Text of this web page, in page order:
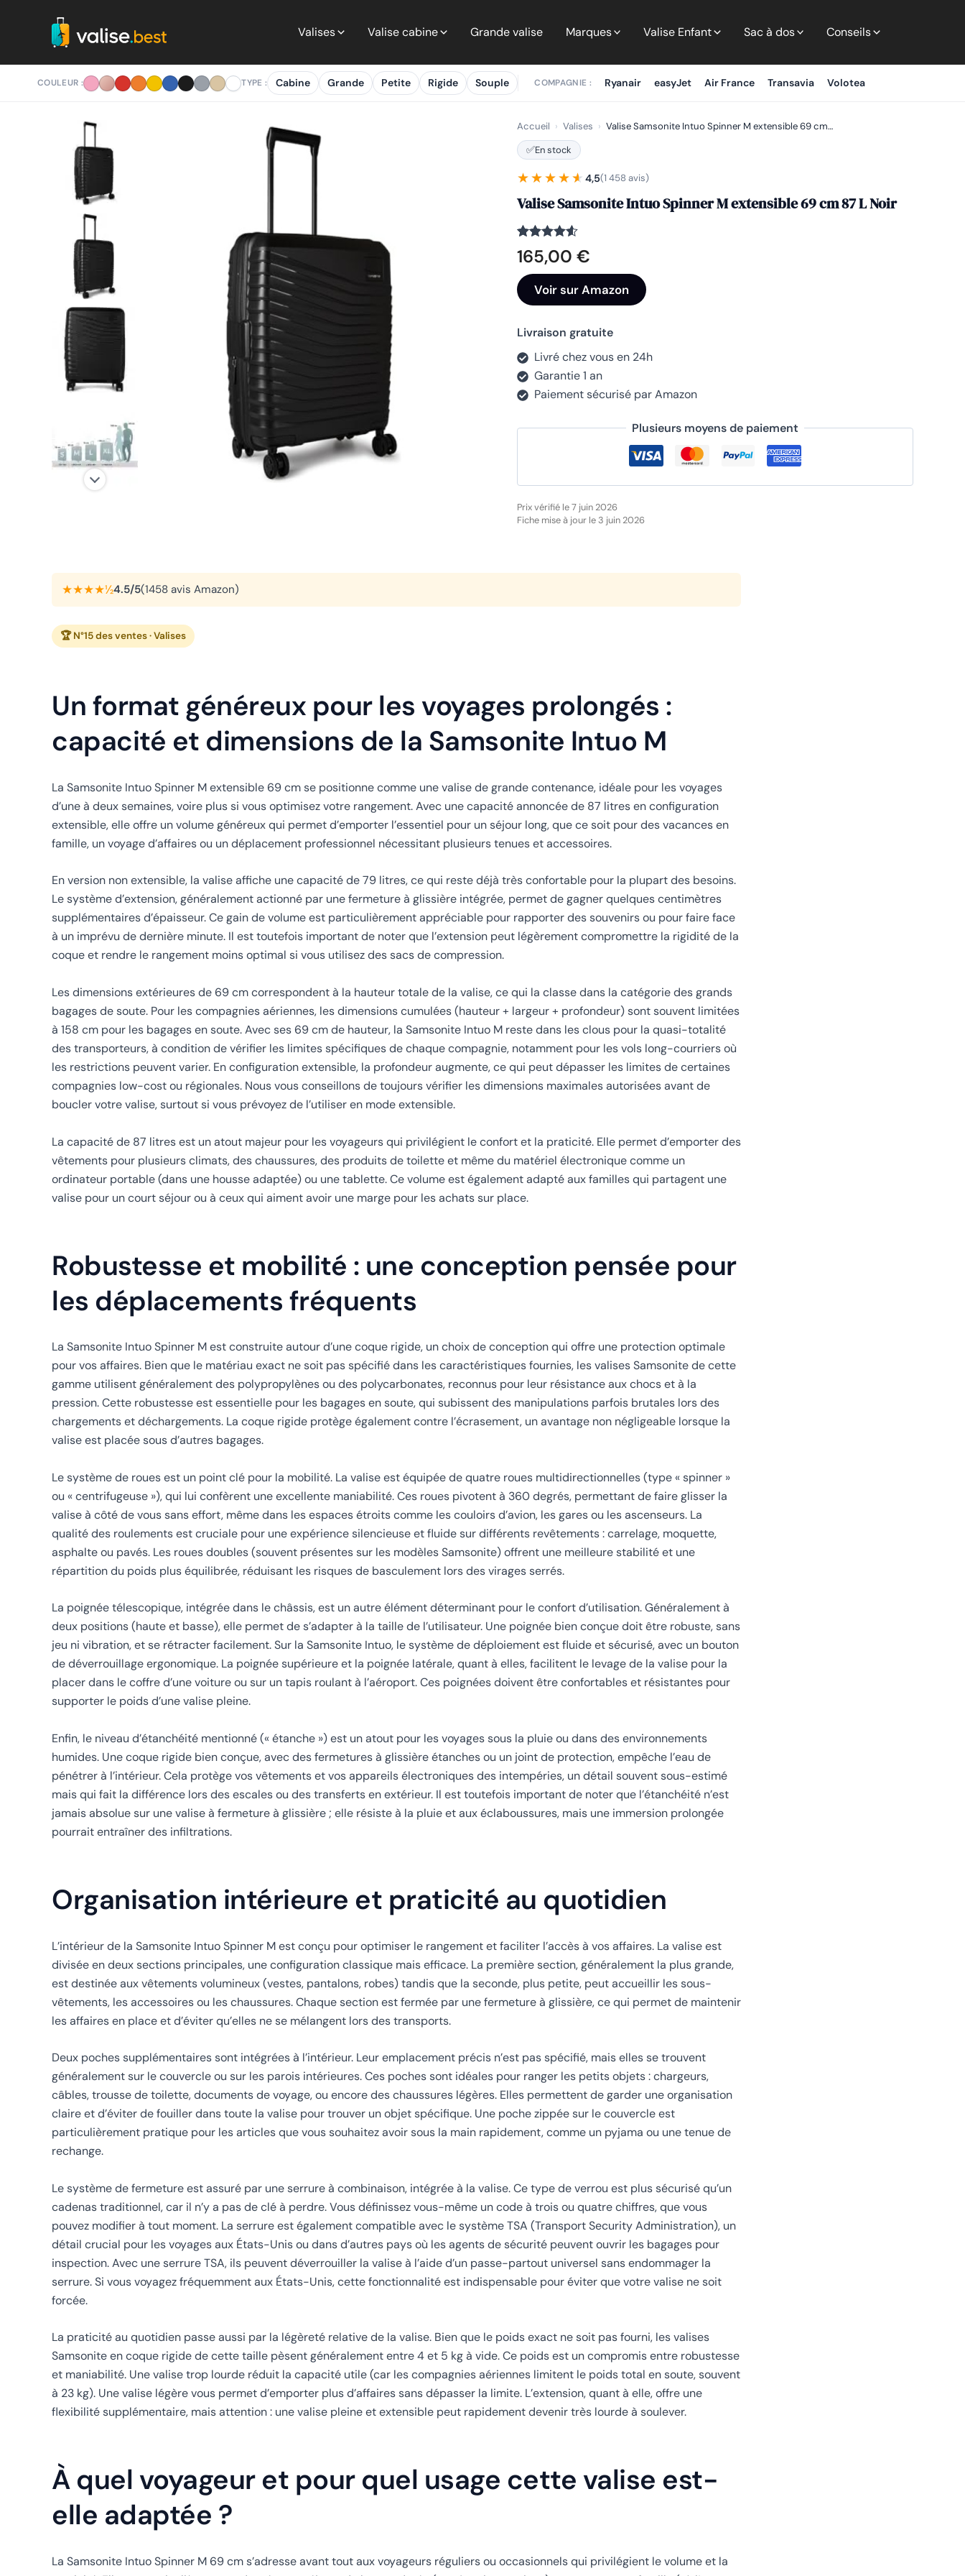
Valises Valise cabine Grande valise Marques Valise Enfant Sac à dos Conseils
COULEUR : TYPE : Cabine Grande Petite Rigide Souple COMPAGNIE : Ryanair easyJet Air France Transavia Volotea
Accueil › Valises › Valise Samsonite Intuo Spinner M extensible 69 cm…
✅En stock
★★★★★
★★★★★ 4,5(1 458 avis)
Valise Samsonite Intuo Spinner M extensible 69 cm 87 L Noir
Noté4.5
sur 5
1458
notations
client
165,00 €
Voir sur Amazon
Livraison gratuite
Livré chez vous en 24h
Garantie 1 an
Paiement sécurisé par Amazon
Plusieurs moyens de paiement
Prix vérifié le 7 juin 2026
Fiche mise à jour le 3 juin 2026
★★★★½4.5/5(1458 avis Amazon)
🏆 N°15 des ventes · Valises
Un format généreux pour les voyages prolongés :
capacité et dimensions de la Samsonite Intuo M
La Samsonite Intuo Spinner M extensible 69 cm se positionne comme une valise de grande contenance, idéale pour les voyages
d’une à deux semaines, voire plus si vous optimisez votre rangement. Avec une capacité annoncée de 87 litres en configuration
extensible, elle offre un volume généreux qui permet d’emporter l’essentiel pour un séjour long, que ce soit pour des vacances en
famille, un voyage d’affaires ou un déplacement professionnel nécessitant plusieurs tenues et accessoires.
En version non extensible, la valise affiche une capacité de 79 litres, ce qui reste déjà très confortable pour la plupart des besoins.
Le système d’extension, généralement actionné par une fermeture à glissière intégrée, permet de gagner quelques centimètres
supplémentaires d’épaisseur. Ce gain de volume est particulièrement appréciable pour rapporter des souvenirs ou pour faire face
à un imprévu de dernière minute. Il est toutefois important de noter que l’extension peut légèrement compromettre la rigidité de la
coque et rendre le rangement moins optimal si vous utilisez des sacs de compression.
Les dimensions extérieures de 69 cm correspondent à la hauteur totale de la valise, ce qui la classe dans la catégorie des grands
bagages de soute. Pour les compagnies aériennes, les dimensions cumulées (hauteur + largeur + profondeur) sont souvent limitées
à 158 cm pour les bagages en soute. Avec ses 69 cm de hauteur, la Samsonite Intuo M reste dans les clous pour la quasi-totalité
des transporteurs, à condition de vérifier les limites spécifiques de chaque compagnie, notamment pour les vols long-courriers où
les restrictions peuvent varier. En configuration extensible, la profondeur augmente, ce qui peut dépasser les limites de certaines
compagnies low-cost ou régionales. Nous vous conseillons de toujours vérifier les dimensions maximales autorisées avant de
boucler votre valise, surtout si vous prévoyez de l’utiliser en mode extensible.
La capacité de 87 litres est un atout majeur pour les voyageurs qui privilégient le confort et la praticité. Elle permet d’emporter des
vêtements pour plusieurs climats, des chaussures, des produits de toilette et même du matériel électronique comme un
ordinateur portable (dans une housse adaptée) ou une tablette. Ce volume est également adapté aux familles qui partagent une
valise pour un court séjour ou à ceux qui aiment avoir une marge pour les achats sur place.
Robustesse et mobilité : une conception pensée pour
les déplacements fréquents
La Samsonite Intuo Spinner M est construite autour d’une coque rigide, un choix de conception qui offre une protection optimale
pour vos affaires. Bien que le matériau exact ne soit pas spécifié dans les caractéristiques fournies, les valises Samsonite de cette
gamme utilisent généralement des polypropylènes ou des polycarbonates, reconnus pour leur résistance aux chocs et à la
pression. Cette robustesse est essentielle pour les bagages en soute, qui subissent des manipulations parfois brutales lors des
chargements et déchargements. La coque rigide protège également contre l’écrasement, un avantage non négligeable lorsque la
valise est placée sous d’autres bagages.
Le système de roues est un point clé pour la mobilité. La valise est équipée de quatre roues multidirectionnelles (type « spinner »
ou « centrifugeuse »), qui lui confèrent une excellente maniabilité. Ces roues pivotent à 360 degrés, permettant de faire glisser la
valise à côté de vous sans effort, même dans les espaces étroits comme les couloirs d’avion, les gares ou les ascenseurs. La
qualité des roulements est cruciale pour une expérience silencieuse et fluide sur différents revêtements : carrelage, moquette,
asphalte ou pavés. Les roues doubles (souvent présentes sur les modèles Samsonite) offrent une meilleure stabilité et une
répartition du poids plus équilibrée, réduisant les risques de basculement lors des virages serrés.
La poignée télescopique, intégrée dans le châssis, est un autre élément déterminant pour le confort d’utilisation. Généralement à
deux positions (haute et basse), elle permet de s’adapter à la taille de l’utilisateur. Une poignée bien conçue doit être robuste, sans
jeu ni vibration, et se rétracter facilement. Sur la Samsonite Intuo, le système de déploiement est fluide et sécurisé, avec un bouton
de déverrouillage ergonomique. La poignée supérieure et la poignée latérale, quant à elles, facilitent le levage de la valise pour la
placer dans le coffre d’une voiture ou sur un tapis roulant à l’aéroport. Ces poignées doivent être confortables et résistantes pour
supporter le poids d’une valise pleine.
Enfin, le niveau d’étanchéité mentionné (« étanche ») est un atout pour les voyages sous la pluie ou dans des environnements
humides. Une coque rigide bien conçue, avec des fermetures à glissière étanches ou un joint de protection, empêche l’eau de
pénétrer à l’intérieur. Cela protège vos vêtements et vos appareils électroniques des intempéries, un détail souvent sous-estimé
mais qui fait la différence lors des escales ou des transferts en extérieur. Il est toutefois important de noter que l’étanchéité n’est
jamais absolue sur une valise à fermeture à glissière ; elle résiste à la pluie et aux éclaboussures, mais une immersion prolongée
pourrait entraîner des infiltrations.
Organisation intérieure et praticité au quotidien
L’intérieur de la Samsonite Intuo Spinner M est conçu pour optimiser le rangement et faciliter l’accès à vos affaires. La valise est
divisée en deux sections principales, une configuration classique mais efficace. La première section, généralement la plus grande,
est destinée aux vêtements volumineux (vestes, pantalons, robes) tandis que la seconde, plus petite, peut accueillir les sous-
vêtements, les accessoires ou les chaussures. Chaque section est fermée par une fermeture à glissière, ce qui permet de maintenir
les affaires en place et d’éviter qu’elles ne se mélangent lors des transports.
Deux poches supplémentaires sont intégrées à l’intérieur. Leur emplacement précis n’est pas spécifié, mais elles se trouvent
généralement sur le couvercle ou sur les parois intérieures. Ces poches sont idéales pour ranger les petits objets : chargeurs,
câbles, trousse de toilette, documents de voyage, ou encore des chaussures légères. Elles permettent de garder une organisation
claire et d’éviter de fouiller dans toute la valise pour trouver un objet spécifique. Une poche zippée sur le couvercle est
particulièrement pratique pour les articles que vous souhaitez avoir sous la main rapidement, comme un pyjama ou une tenue de
rechange.
Le système de fermeture est assuré par une serrure à combinaison, intégrée à la valise. Ce type de verrou est plus sécurisé qu’un
cadenas traditionnel, car il n’y a pas de clé à perdre. Vous définissez vous-même un code à trois ou quatre chiffres, que vous
pouvez modifier à tout moment. La serrure est également compatible avec le système TSA (Transport Security Administration), un
détail crucial pour les voyages aux États-Unis ou dans d’autres pays où les agents de sécurité peuvent ouvrir les bagages pour
inspection. Avec une serrure TSA, ils peuvent déverrouiller la valise à l’aide d’un passe-partout universel sans endommager la
serrure. Si vous voyagez fréquemment aux États-Unis, cette fonctionnalité est indispensable pour éviter que votre valise ne soit
forcée.
La praticité au quotidien passe aussi par la légèreté relative de la valise. Bien que le poids exact ne soit pas fourni, les valises
Samsonite en coque rigide de cette taille pèsent généralement entre 4 et 5 kg à vide. Ce poids est un compromis entre robustesse
et maniabilité. Une valise trop lourde réduit la capacité utile (car les compagnies aériennes limitent le poids total en soute, souvent
à 23 kg). Une valise légère vous permet d’emporter plus d’affaires sans dépasser la limite. L’extension, quant à elle, offre une
flexibilité supplémentaire, mais attention : une valise pleine et extensible peut rapidement devenir très lourde à soulever.
À quel voyageur et pour quel usage cette valise est-
elle adaptée ?
La Samsonite Intuo Spinner M 69 cm s’adresse avant tout aux voyageurs réguliers ou occasionnels qui privilégient le volume et la